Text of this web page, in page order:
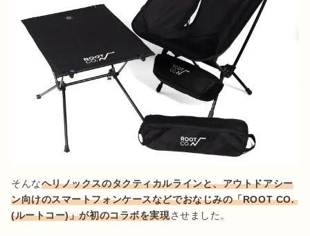
そんなヘリノックスのタクティカルラインと、アウトドアシー
ン向けのスマートフォンケースなどでおなじみの「ROOT CO.
(ルートコー)」が初のコラボを実現